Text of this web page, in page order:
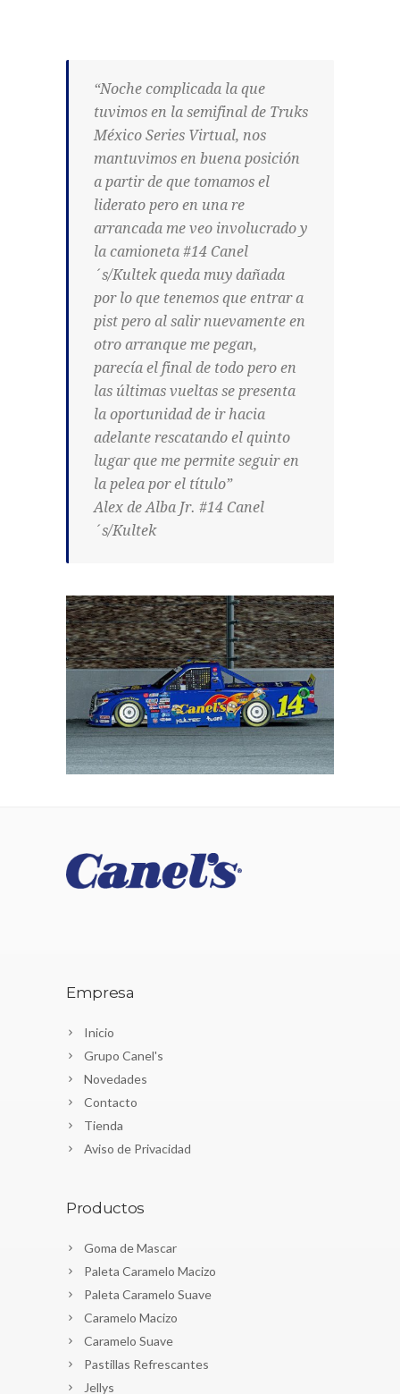
“Noche complicada la que
tuvimos en la semifinal de Truks
México Series Virtual, nos
mantuvimos en buena posición
a partir de que tomamos el
liderato pero en una re
arrancada me veo involucrado y
la camioneta #14 Canel
´s/Kultek queda muy dañada
por lo que tenemos que entrar a
pist pero al salir nuevamente en
otro arranque me pegan,
parecía el final de todo pero en
las últimas vueltas se presenta
la oportunidad de ir hacia
adelante rescatando el quinto
lugar que me permite seguir en
la pelea por el título”
Alex de Alba Jr. #14 Canel
´s/Kultek
Empresa
Inicio
Grupo Canel's
Novedades
Contacto
Tienda
Aviso de Privacidad
Productos
Goma de Mascar
Paleta Caramelo Macizo
Paleta Caramelo Suave
Caramelo Macizo
Caramelo Suave
Pastillas Refrescantes
Jellys